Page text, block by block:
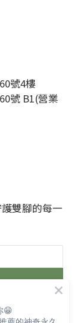
號4樓
號 B1(營業
雙腳的每一
😁